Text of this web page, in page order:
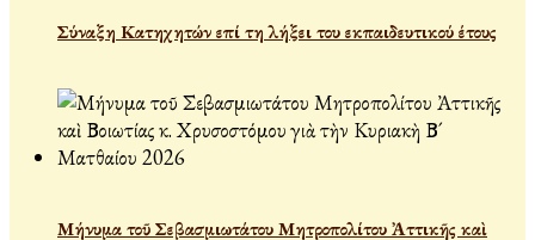
Σύναξη Κατηχητών επί τη λήξει του εκπαιδευτικού έτους
Μήνυμα τοῦ Σεβασμιωτάτου Μητροπολίτου Ἀττικῆς καὶ